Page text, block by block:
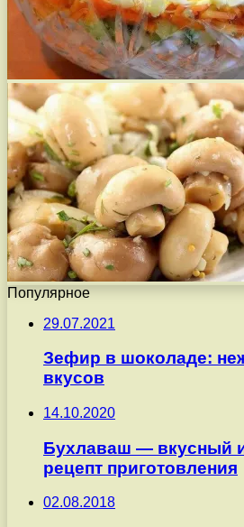
Популярное
29.07.2021
Зефир в шоколаде:
вкусов
14.10.2020
Бухлаваш — вкусный
рецепт приготовления
02.08.2018